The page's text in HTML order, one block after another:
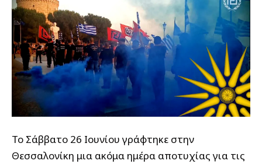
Το Σάββατο 26 Ιουνίου γράφτηκε στην
Θεσσαλονίκη μια ακόμα ημέρα αποτυχίας για τις